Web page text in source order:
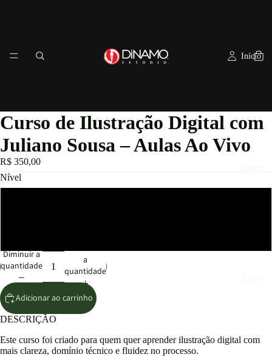
Início
Curso de Ilustração Digital com
Juliano Sousa – Aulas Ao Vivo
R$ 350,00
Nível
Diminuir a
quantidade
a
quantidade
Adicionar ao carrinho
DESCRIÇÃO
Este curso foi criado para quem quer aprender ilustração digital com
mais clareza, domínio técnico e fluidez no processo.